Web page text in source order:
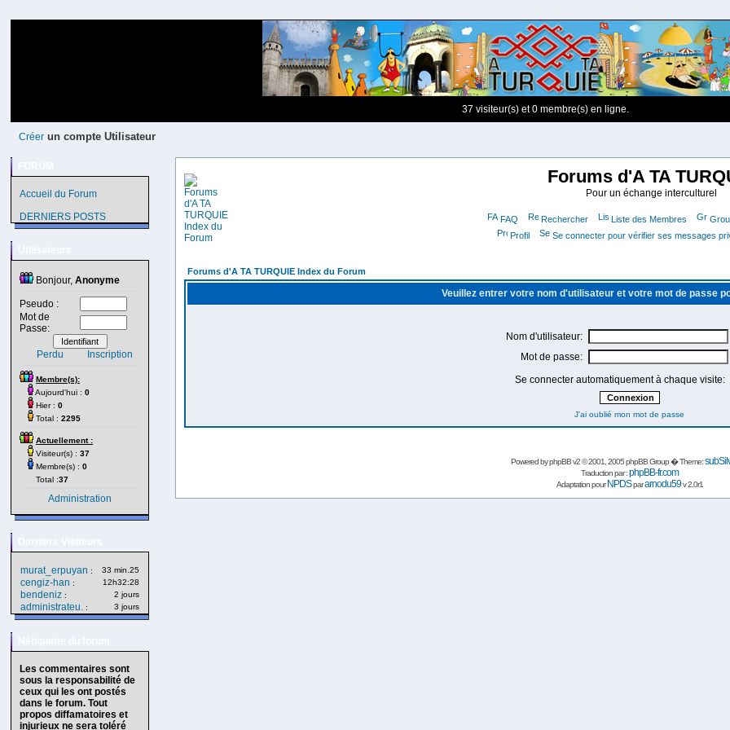
37 visiteur(s) et 0 membre(s) en ligne.
Créer un compte Utilisateur
Accueil du Forum
DERNIERS POSTS
Bonjour, Anonyme
Pseudo :
Mot de
Passe:
Perdu Inscription
Membre(s):
Aujourd'hui : 0
Hier : 0
Total : 2295
Actuellement :
Visiteur(s) : 37
Membre(s) : 0
Total :37
Administration
murat_erpuyan : 33 min.25
cengiz-han : 12h32:28
bendeniz : 2 jours
administrateu. : 3 jours
Les commentaires sont
sous la responsabilité de
ceux qui les ont postés
dans le forum. Tout
propos diffamatoires et
injurieux ne sera toléré
Forums d'A TA
Pour un échange interculturel
FAQ Rechercher Liste des Membres
Profil
Se connecter pour vérifier ses messages
Forums d'A TA TURQUIE Index du Forum
Veuillez entrer votre nom d'utilisateur et votre mot de passe
Nom d'utilisateur:
Mot de passe:
Se connecter automatiquement à chaque visite:
J'ai oublié mon mot de passe
Powered byphpBBv2 © 2001, 2005 phpBB Group � Theme:
Traduction par :phpBB-fr.com
Adaptation pourNPDSpararnodu59v 2.0r1